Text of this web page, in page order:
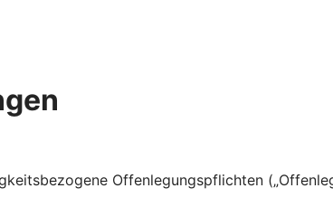
Offenlegungspflichten